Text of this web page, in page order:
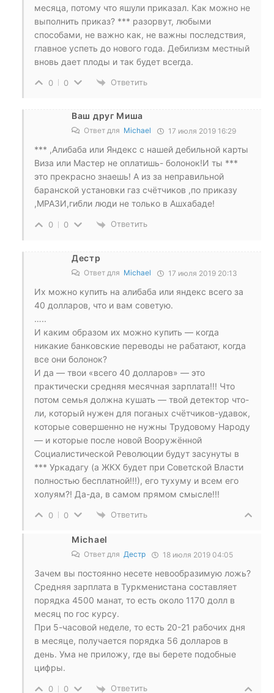
месяца, потому что яшули приказал. Как можно не
выполнить приказ? *** разорвут, любыми
способами, не важно как, не важны последствия,
главное успеть до нового года. Дебилизм местный
вновь дает плоды и так будет всегда.
0 0 Ответить
Ваш друг Миша
Ответ для Michael 17 июля 2019 16:29
*** ,Алибаба или Яндекс с нашей дебильной карты
Виза или Мастер не оплатишь- болонок!И ты ***
это прекрасно знаешь! А из за неправильной
баранской установки газ счётчиков ,по приказу
,МРАЗИ,гибли люди не только в Ашхабаде!
0 0 Ответить
Дестр
Ответ для Michael 17 июля 2019 20:13
Их можно купить на алибаба или яндекс всего за
40 долларов, что и вам советую.
…..
И каким образом их можно купить — когда
никакие банковские переводы не рабатают, когда
все они болонок?
И да — твои «всего 40 долларов» — это
практически средняя месячная зарплата!!! Что
потом семья должна кушать — твой детектор что-
ли, который нужен для поганых счётчиков-удавок,
которые совершенно не нужны Трудовому Народу
— и которые после новой Вооружённой
Социалистической Революции будут засунуты в
*** Уркадагу (а ЖКХ будет при Советской Власти
полностью бесплатной!!!), его тухуму и всем его
холуям?! Да-да, в самом прямом смысле!!!
0 0 Ответить
Michael
Ответ для Дестр 18 июля 2019 04:05
Зачем вы постоянно несете невообразимую ложь?
Средняя зарплата в Туркменистана составляет
порядка 4500 манат, то есть около 1170 долл в
месяц по гос курсу.
При 5-часовой неделе, то есть 20-21 рабочих дня
в месяце, получается порядка 56 долларов в
день. Ума не приложу, где вы берете подобные
цифры.
0 0 Ответить